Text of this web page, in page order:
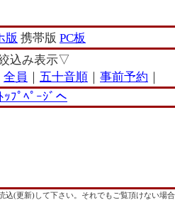
版 携帯版 PC板
込み表示▽
全員 ｜ 五十音順 ｜ 事前予約 ｜
ﾄｯﾌﾟﾍﾟｰｼﾞへ
込(更新)して下さい。それでもご覧頂けない場